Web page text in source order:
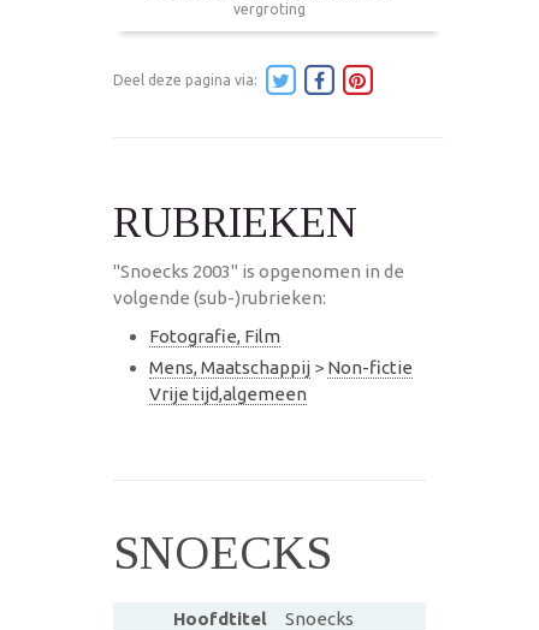
vergroting
Deel deze pagina via:
RUBRIEKEN
"Snoecks 2003" is opgenomen in de
volgende (sub-)rubrieken:
Fotografie, Film
Mens, Maatschappij > Non-fictie
Vrije tijd,algemeen
SNOECKS
Hoofdtitel
Snoecks